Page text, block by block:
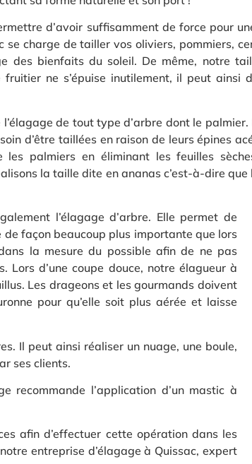
d’avoir suffisamment de force pour
charge de tailler vos oliviers, pommiers,
des bienfaits du soleil. De même, notre
ne s’épuise inutilement, il peut
de tout type d’arbre dont le
d’être taillées en raison de leurs épines
palmiers en éliminant les feuilles
la taille dite en ananas c’est-à-dire
l’élagage d’arbre. Elle permet de
façon beaucoup plus importante que lors
la mesure du possible afin de ne pas
d’une coupe douce, notre élagueur à
Les drageons et les gourmands doivent
pour qu’elle soit plus aérée et laisse
Il peut ainsi réaliser un nuage, une boule,
ses clients.
recommande l’application d’un mastic à
afin d’effectuer cette opération dans les
entreprise d’élagage à Quissac, expert